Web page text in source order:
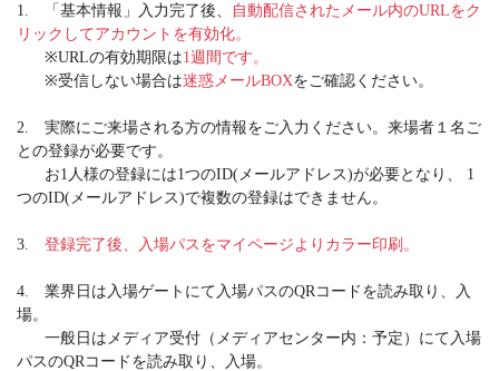
1.
「基本情報」入力完了後、
自動配信されたメール内のURLをク
リックしてアカウントを有効化。
※URLの有効期限は1週間です。
※受信しない場合は迷惑メールBOXをご確認ください。
2.
実際にご来場される方の情報をご入力ください。来場者１名ご
との登録が必要です。
お1人様の登録には1つのID(メールアドレス)が必要となり、 1
つのID(メールアドレス)で複数の登録はできません。
3. 登録完了後、入場パスをマイページよりカラー印刷。
4.
業界日は入場ゲートにて入場パスのQRコードを読み取り、入
場。
一般日はメディア受付（メディアセンター内：予定）にて入場
パスのQRコードを読み取り、入場。